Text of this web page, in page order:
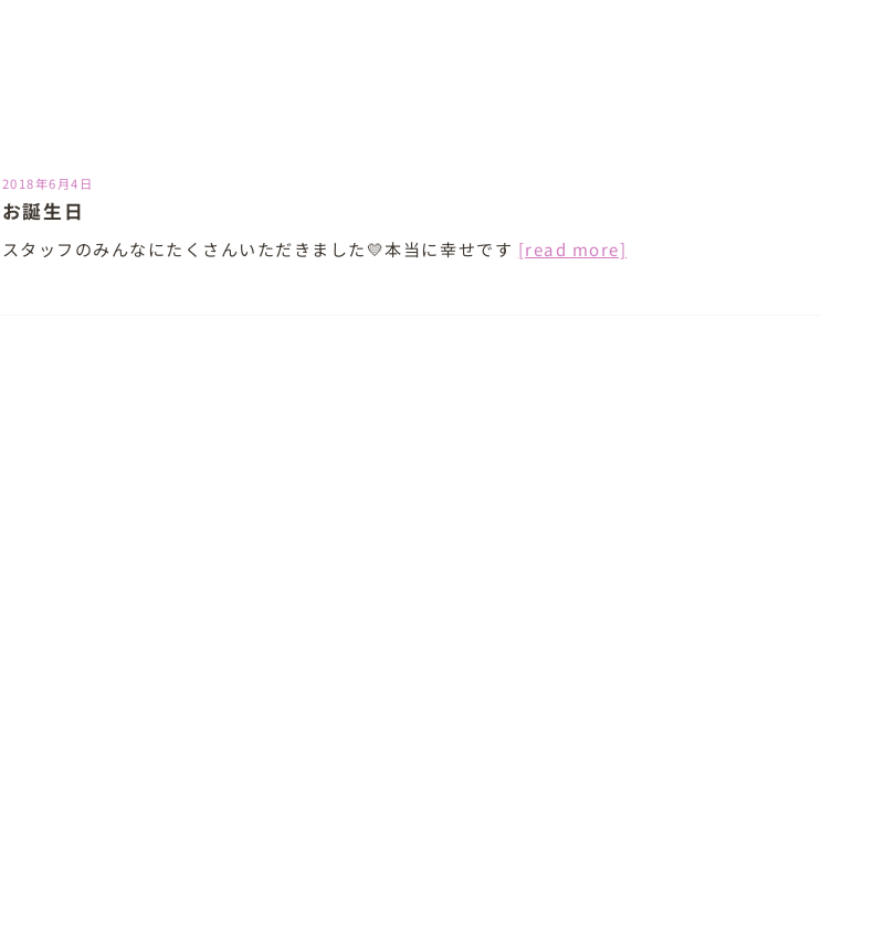
2018年6月4日
お誕生日
スタッフのみんなにたくさんいただきました💛本当に幸せです [read more]